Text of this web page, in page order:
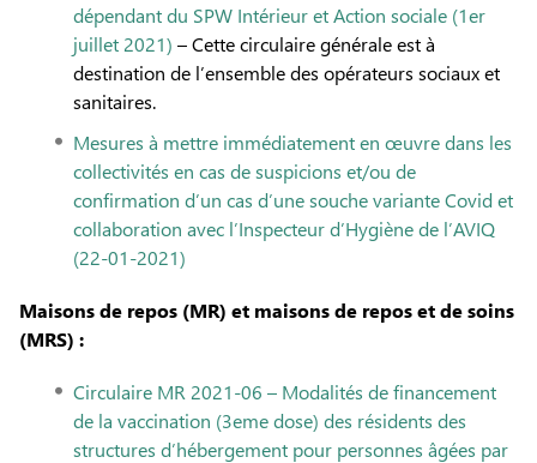
dépendant du SPW Intérieur et Action sociale (1er
juillet 2021) – Cette circulaire générale est à
destination de l’ensemble des opérateurs sociaux et
sanitaires.
Mesures à mettre immédiatement en œuvre dans les
collectivités en cas de suspicions et/ou de
confirmation d’un cas d’une souche variante Covid et
collaboration avec l’Inspecteur d’Hygiène de l’AVIQ
(22-01-2021)
Maisons de repos (MR) et maisons de repos et de soins
(MRS) :
Circulaire MR 2021-06 – Modalités de financement
de la vaccination (3eme dose) des résidents des
structures d’hébergement pour personnes âgées par